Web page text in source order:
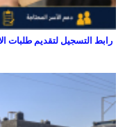
رابط التسجيل لتقديم طلبات